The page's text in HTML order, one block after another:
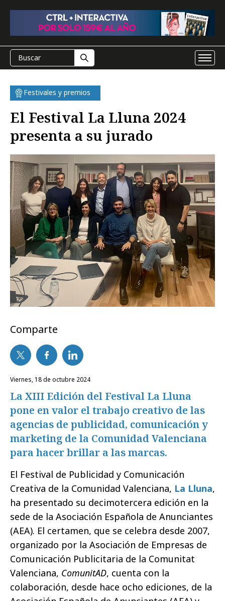
Festivales y premios
El Festival La Lluna 2024
presenta a su jurado
Comparte
viernes, 18 de octubre 2024
La XIII Edición del Festival La Lluna
pone en valor el trabajo creativo de las
agencias de publicidad, comunicación y
marketing de la Comunidad Valenciana
para hacer brillar a las marcas.
El Festival de Publicidad y Comunicación
Creativa de la Comunidad Valenciana, La Lluna,
ha presentado su decimotercera edición en la
sede de la Asociación Española de Anunciantes
(AEA). El certamen, que se celebra desde 2007,
organizado por la Asociación de Empresas de
Comunicación Publicitaria de la Comunitat
Valenciana, ComunitAD, cuenta con la
colaboración, desde hace ocho ediciones, de la